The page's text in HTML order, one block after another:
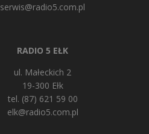
serwis@radio5.com.pl
RADIO 5 EŁK
ul. Małeckich 2
19-300 Ełk
tel. (87) 621 59 00
elk@radio5.com.pl